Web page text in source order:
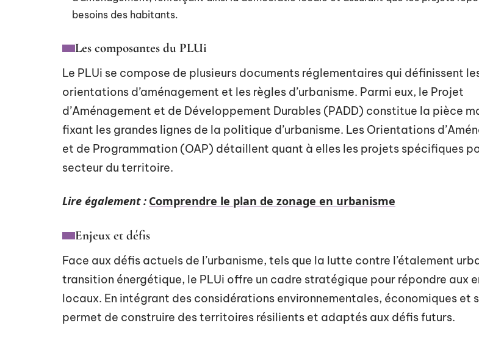
besoins des habitants.
Les composantes du PLUi
Le PLUi se compose de plusieurs documents réglementaires qui définissent
orientations d’aménagement et les règles d’urbanisme. Parmi eux, le Projet
d’Aménagement et de Développement Durables (PADD) constitue la pièce
fixant les grandes lignes de la politique d’urbanisme. Les Orientations
et de Programmation (OAP) détaillent quant à elles les projets spécifiques
secteur du territoire.
Lire également : Comprendre le plan de zonage en urbanisme
Enjeux et défis
Face aux défis actuels de l’urbanisme, tels que la lutte contre l’étalement
transition énergétique, le PLUi offre un cadre stratégique pour répondre aux
locaux. En intégrant des considérations environnementales, économiques et
permet de construire des territoires résilients et adaptés aux défis futurs.